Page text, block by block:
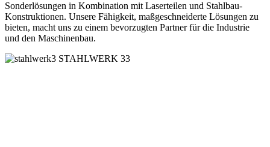
Sonderlösungen in Kombination mit Laserteilen und Stahlbau-
Konstruktionen. Unsere Fähigkeit, maßgeschneiderte Lösungen zu
bieten, macht uns zu einem bevorzugten Partner für die Industrie
und den Maschinenbau.